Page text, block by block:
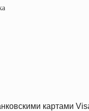
картами